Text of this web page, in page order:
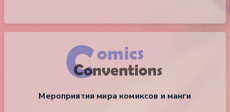
Мероприятия мира комиксов и манги